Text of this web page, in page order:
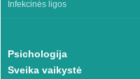
Infekcinės ligos
Psichologija
Sveika vaikystė